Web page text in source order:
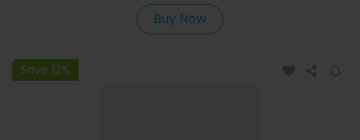
Buy Now
Save 12%